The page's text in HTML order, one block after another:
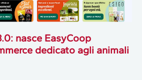
nasce EasyCoop
dedicato agli animali